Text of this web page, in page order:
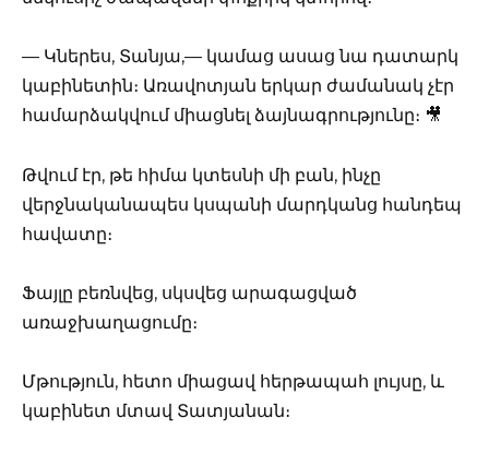
— Կներես, Տանյա,— կամաց ասաց նա դատարկ
կաբինետին։ Առավոտյան երկար ժամանակ չէր
համարձակվում միացնել ձայնագրությունը։ 🎥
Թվում էր, թե հիմա կտեսնի մի բան, ինչը
վերջնականապես կսպանի մարդկանց հանդեպ
հավատը։
Ֆայլը բեռնվեց, սկսվեց արագացված
առաջխաղացումը։
Մթություն, հետո միացավ հերթապահ լույսը, և
կաբինետ մտավ Տատյանան։